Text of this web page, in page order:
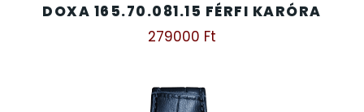
DOXA 165.70.081.15 FÉRFI KARÓRA
279000 Ft